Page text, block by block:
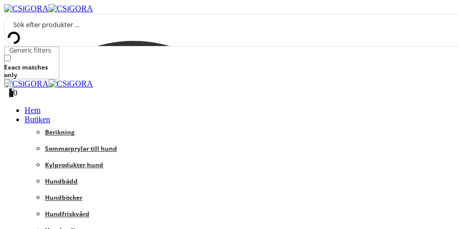
Generic filters
Exact matches
only
00
Hem
Butiken
Berikning
Sommarprylar till hund
Kylprodukter hund
Hundbädd
Hundböcker
Hundfriskvård